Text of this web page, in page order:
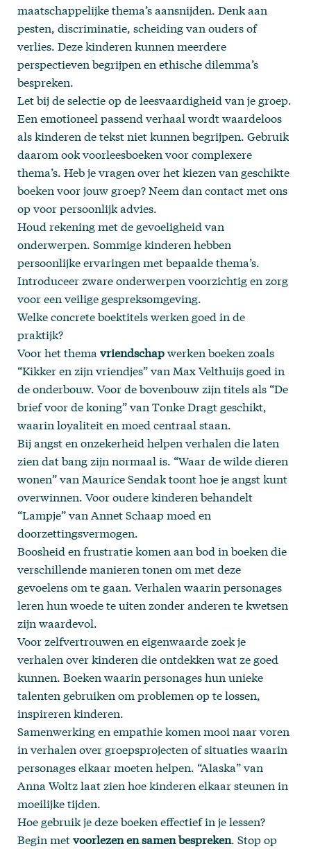
maatschappelijke thema’s aansnijden. Denk aan
pesten, discriminatie, scheiding van ouders of
verlies. Deze kinderen kunnen meerdere
perspectieven begrijpen en ethische dilemma’s
bespreken.
Let bij de selectie op de leesvaardigheid van je groep.
Een emotioneel passend verhaal wordt waardeloos
als kinderen de tekst niet kunnen begrijpen. Gebruik
daarom ook voorleesboeken voor complexere
thema’s. Heb je vragen over het kiezen van geschikte
boeken voor jouw groep? Neem dan contactmet ons
op voor persoonlijk advies.
Houd rekening met de gevoeligheid van
onderwerpen. Sommige kinderen hebben
persoonlijke ervaringen met bepaalde thema’s.
Introduceer zware onderwerpen voorzichtig en zorg
voor een veilige gespreksomgeving.
Welke concrete boektitels werken goed in de
praktijk?
Voor het thema vriendschapwerken boeken zoals
“Kikker en zijn vriendjes” van Max Velthuijs goed in
de onderbouw. Voor de bovenbouw zijn titels als “De
brief voor de koning” van Tonke Dragt geschikt,
waarin loyaliteit en moed centraal staan.
Bij angst en onzekerheid helpen verhalen die laten
zien dat bang zijn normaal is. “Waar de wilde dieren
wonen” van Maurice Sendak toont hoe je angst kunt
overwinnen. Voor oudere kinderen behandelt
“Lampje” van Annet Schaap moed en
doorzettingsvermogen.
Boosheid en frustratie komen aan bod in boeken die
verschillende manieren tonen om met deze
gevoelens om te gaan. Verhalen waarin personages
leren hun woede te uiten zonder anderen te kwetsen
zijn waardevol.
Voor zelfvertrouwen en eigenwaarde zoek je
verhalen over kinderen die ontdekken wat ze goed
kunnen. Boeken waarin personages hun unieke
talenten gebruiken om problemen op te lossen,
inspireren kinderen.
Samenwerking en empathie komen mooi naar voren
in verhalen over groepsprojecten of situaties waarin
personages elkaar moeten helpen. “Alaska” van
Anna Woltz laat zien hoe kinderen elkaar steunen in
moeilijke tijden.
Hoe gebruik je deze boeken effectief in je lessen?
Begin metvoorlezen en samen bespreken. Stop op